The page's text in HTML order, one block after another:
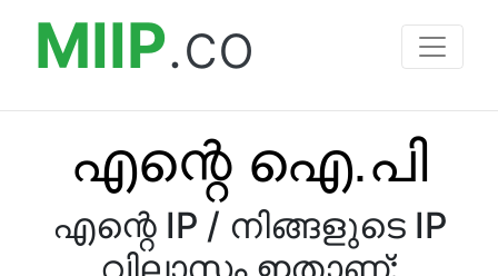
MIIP.co
എന്റെ ഐ.പി
എന്റെ IP / നിങ്ങളുടെ IP